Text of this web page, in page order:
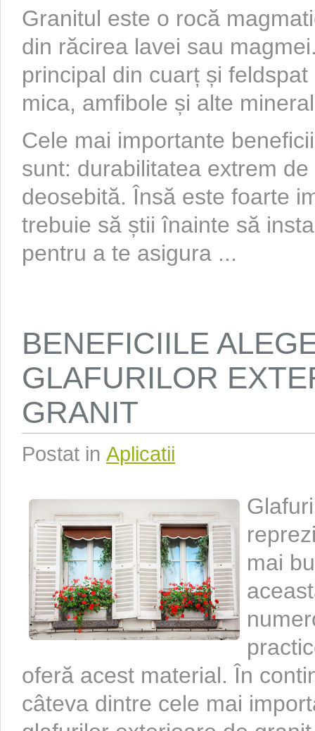
Granitul este o rocă
din răcirea lavei sau
principal din cuarț și
mica, amfibole și alte
Cele mai importante
sunt: durabilitatea extrem
deosebită. Însă este foarte
trebuie să știi înainte să
pentru a te asigura ...
BENEFICIILE
GLAFURILOR
GRANIT
Postat in Aplicatii
mai
oferă acest material. În
câteva dintre cele mai